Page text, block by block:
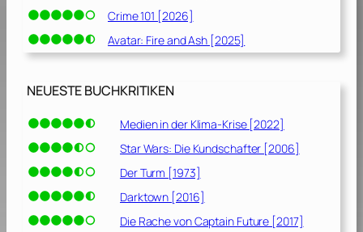
Crime 101 [2026]
Avatar: Fire and Ash [2025]
NEUESTE BUCHKRITIKEN
Medien in der Klima-Krise [2022]
Star Wars: Die Kundschafter [2006]
Der Turm [1973]
Darktown [2016]
Die Rache von Captain Future [2017]